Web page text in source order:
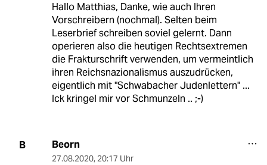
Hallo Matthias, Danke, wie auch Ihren
Vorschreibern (nochmal). Selten beim
Leserbrief schreiben soviel gelernt. Dann
operieren also die heutigen Rechtsextremen
die Frakturschrift verwenden, um vermeintlich
ihren Reichsnazionalismus auszudrücken,
eigentlich mit "Schwabacher Judenlettern" ...
Ick kringel mir vor Schmunzeln .. ;-)
B Beorn
27.08.2020, 20:17 Uhr